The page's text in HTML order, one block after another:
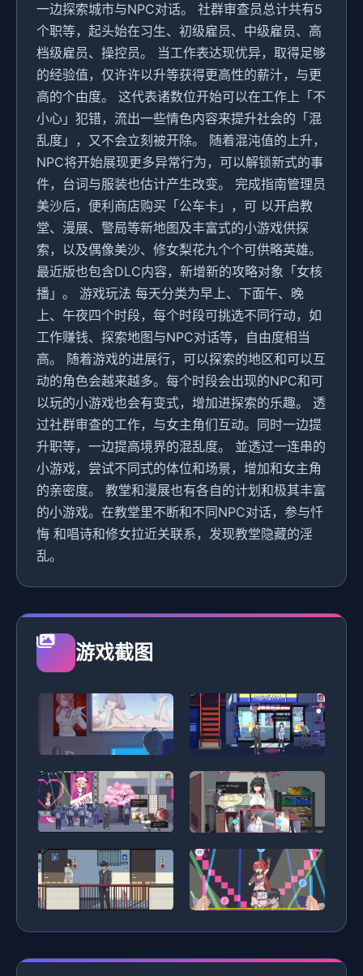
一边探索城市与NPC对话。 社群审查员总计共有5
个职等，起头始在习生、初级雇员、中级雇员、高
档级雇员、操控员。 当工作表达现优异，取得足够
的经验值，仅许许以升等获得更高性的薪汁，与更
高的个由度。 这代表诸数位开始可以在工作上「不
小心」犯错，流出一些情色内容来提升社会的「混
乱度」，又不会立刻被开除。 随着混沌值的上升，
NPC将开始展现更多异常行为，可以解锁新式的事
件，台词与服装也估计产生改变。 完成指南管理员
美沙后，便利商店购买「公车卡」，可 以开启教
堂、漫展、警局等新地图及丰富式的小游戏供探
索，以及偶像美沙、修女梨花九个个可供略英雄。
最近版也包含DLC内容，新增新的攻略对象「女核
播」。 游戏玩法 每天分类为早上、下面午、晚
上、午夜四个时段，每个时段可挑选不同行动，如
工作赚钱、探索地图与NPC对话等，自由度相当
高。 随着游戏的进展行，可以探索的地区和可以互
动的角色会越来越多。每个时段会出现的NPC和可
以玩的小游戏也会有变式，增加进探索的乐趣。 透
过社群审查的工作，与女主角们互动。同时一边提
升职等，一边提高境界的混乱度。 並透过一连串的
小游戏，尝试不同式的体位和场景，增加和女主角
的亲密度。 教堂和漫展也有各自的计划和极其丰富
的小游戏。在教堂里不断和不同NPC对话，参与忏
悔 和唱诗和修女拉近关联系，发现教堂隐藏的淫
乱。
游戏截图